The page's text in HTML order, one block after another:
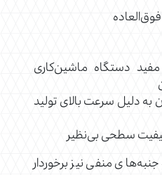
دستگاه‌ ماشین‌کاری
دلیل سرعت بالای تولید
سطحی بی‌نظیر
منفی نیز برخوردار